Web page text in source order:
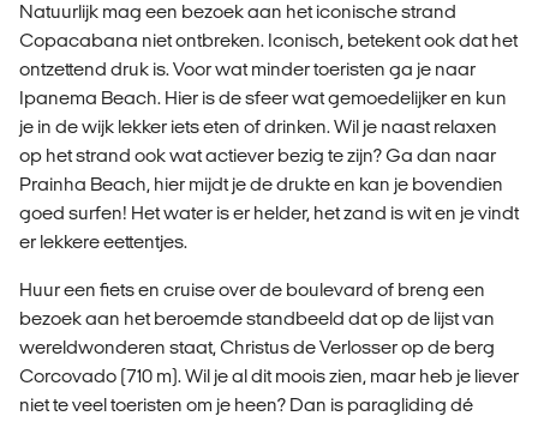
Natuurlijk mag een bezoek aan het iconische strand
Copacabana niet ontbreken. Iconisch, betekent ook dat het
ontzettend druk is. Voor wat minder toeristen ga je naar
Ipanema Beach. Hier is de sfeer wat gemoedelijker en kun
je in de wijk lekker iets eten of drinken. Wil je naast relaxen
op het strand ook wat actiever bezig te zijn? Ga dan naar
Prainha Beach, hier mijdt je de drukte en kan je bovendien
goed surfen! Het water is er helder, het zand is wit en je vindt
er lekkere eettentjes.
Huur een fiets en cruise over de boulevard of breng een
bezoek aan het beroemde standbeeld dat op de lijst van
wereldwonderen staat, Christus de Verlosser op de berg
Corcovado (710 m). Wil je al dit moois zien, maar heb je liever
niet te veel toeristen om je heen? Dan is paragliding dé